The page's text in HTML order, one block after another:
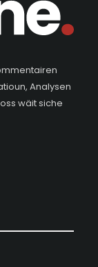
Analysen
wäit siche